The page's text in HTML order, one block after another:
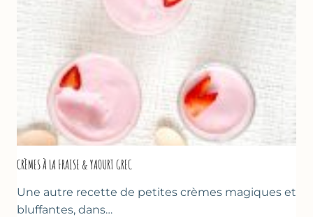
CRÈMES À LA FRAISE & YAOURT GREC
Une autre recette de petites crèmes magiques et
bluffantes, dans…